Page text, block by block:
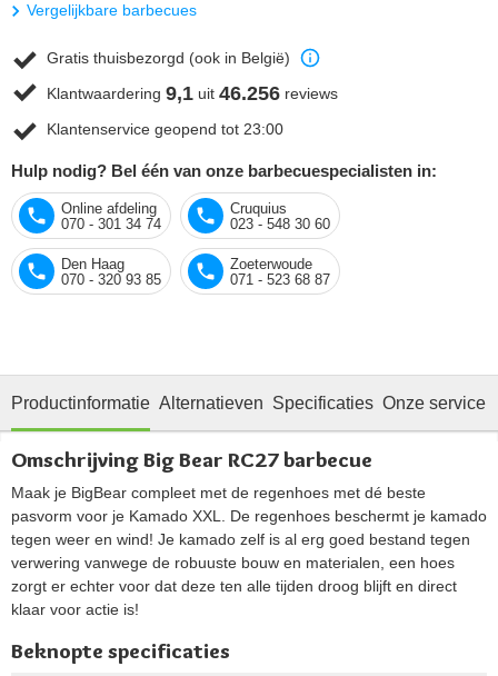
Vergelijkbare barbecues
Gratis thuisbezorgd (ook in België)
Klantwaardering 9,1 uit 46.256 reviews
Klantenservice geopend tot 23:00
Hulp nodig? Bel één van onze barbecuespecialisten in:
Online afdeling
070 - 301 34 74
Cruquius
023 - 548 30 60
Den Haag
070 - 320 93 85
Zoeterwoude
071 - 523 68 87
Productinformatie Alternatieven Specificaties Onze service
Omschrijving Big Bear RC27 barbecue
Maak je BigBear compleet met de regenhoes met dé beste
pasvorm voor je Kamado XXL. De regenhoes beschermt je kamado
tegen weer en wind! Je kamado zelf is al erg goed bestand tegen
verwering vanwege de robuuste bouw en materialen, een hoes
zorgt er echter voor dat deze ten alle tijden droog blijft en direct
klaar voor actie is!
Beknopte specificaties